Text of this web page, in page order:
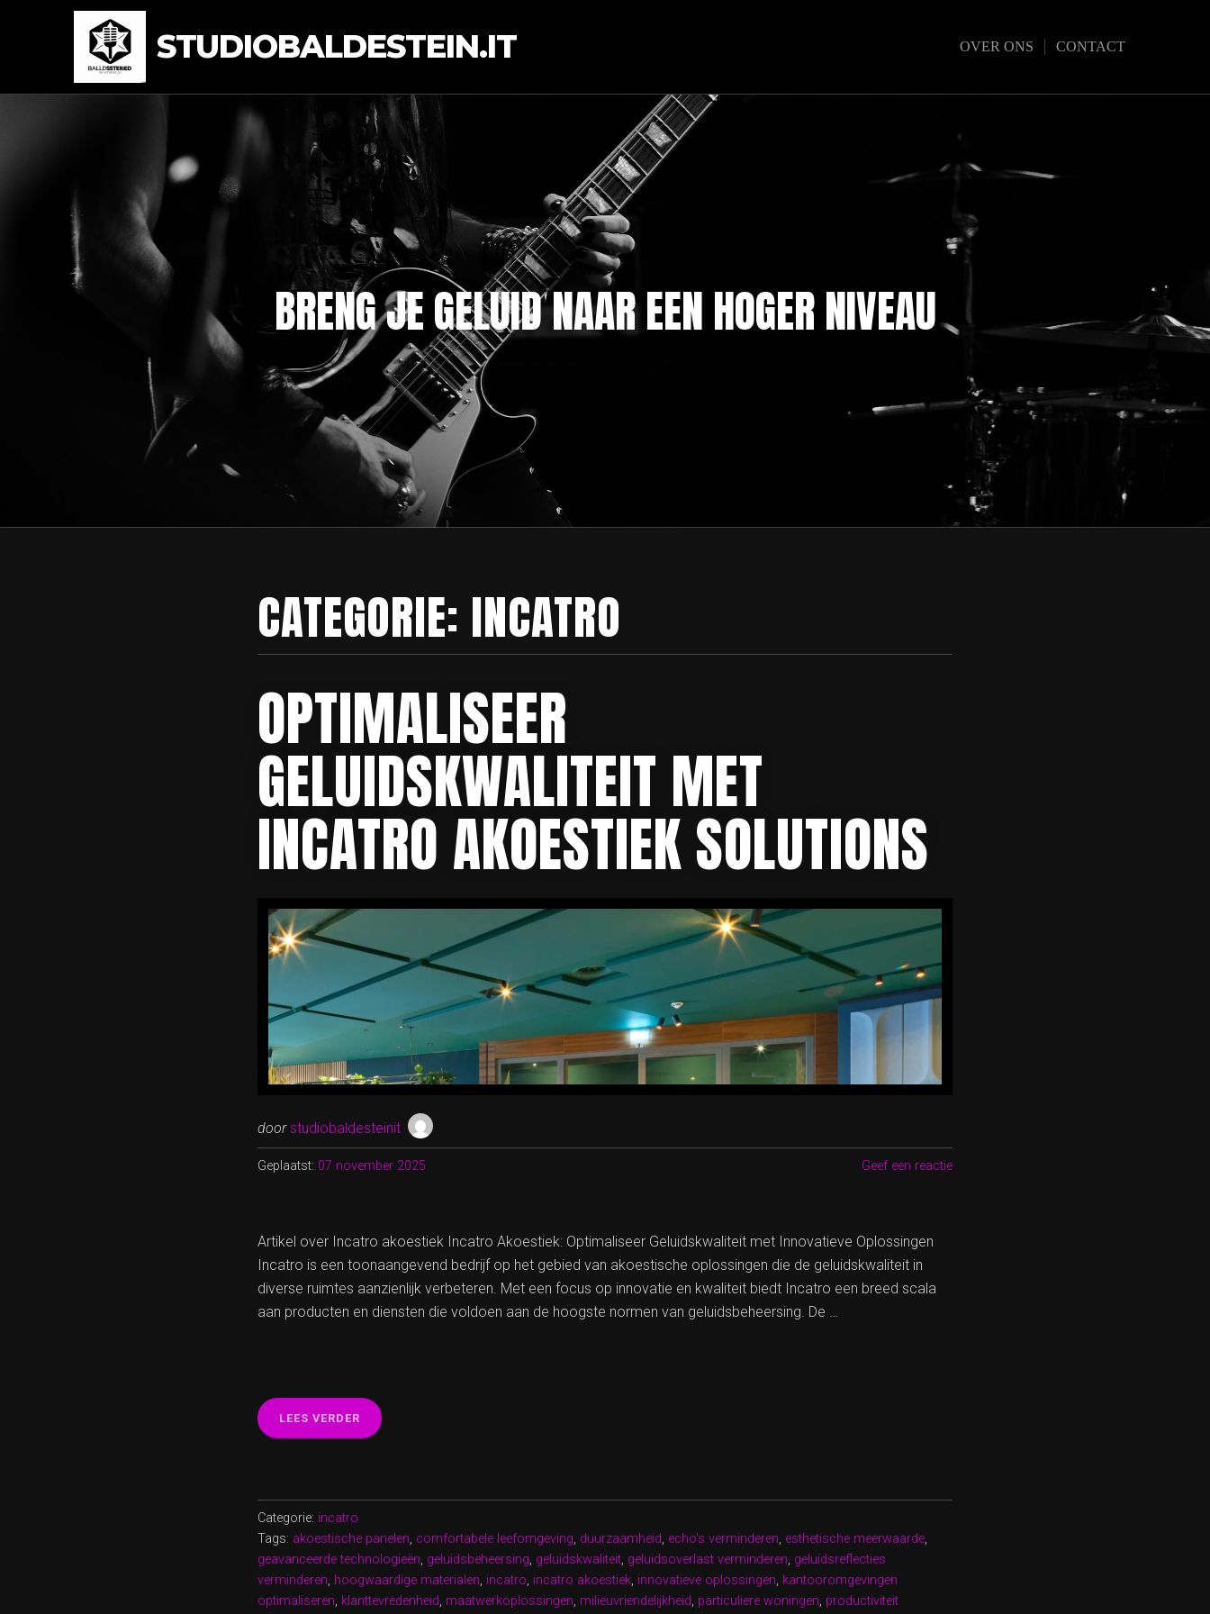
STUDIOBALDESTEIN.IT OVER ONS CONTACT
BRENG JE GELUID NAAR EEN HOGER NIVEAU
CATEGORIE: INCATRO
OPTIMALISEER
GELUIDSKWALITEIT MET
INCATRO AKOESTIEK SOLUTIONS
door studiobaldesteinit
Geplaatst: 07 november 2025 Geef een reactie
Artikel over Incatro akoestiek Incatro Akoestiek: Optimaliseer Geluidskwaliteit met Innovatieve Oplossingen
Incatro is een toonaangevend bedrijf op het gebied van akoestische oplossingen die de geluidskwaliteit in
diverse ruimtes aanzienlijk verbeteren. Met een focus op innovatie en kwaliteit biedt Incatro een breed scala
aan producten en diensten die voldoen aan de hoogste normen van geluidsbeheersing. De …
LEES VERDER “OPTIMALISEER
GELUIDSKWALITEIT
Categorie: incatro
Tags: akoestische panelen, comfortabele leefomgeving, duurzaamheid, echo's verminderen, esthetische meerwaarde,
geavanceerde technologieën, geluidsbeheersing, geluidskwaliteit, geluidsoverlast verminderen, geluidsreflecties
verminderen, hoogwaardige materialen, incatro, incatro akoestiek, innovatieve oplossingen, kantooromgevingen
optimaliseren, klanttevredenheid, maatwerkoplossingen, milieuvriendelijkheid, particuliere woningen, productiviteit